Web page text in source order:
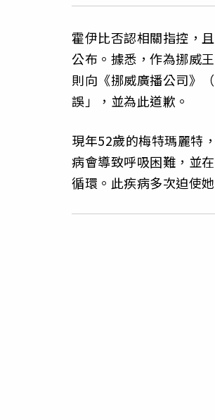
霍伊比否認相關指控，
公布。據悉，作為挪威
則向《挪威廣播公司》
誤」，並為此道歉。
現年52歲的梅特瑪麗特
病會導致呼吸困難，並
循環。此疾病多次迫使